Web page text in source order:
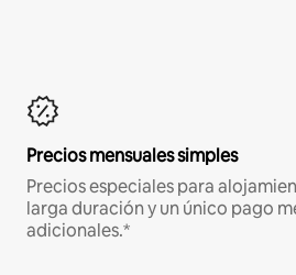
Precios mensuales simples
Precios especiales para
larga duración y un único pago
adicionales.*